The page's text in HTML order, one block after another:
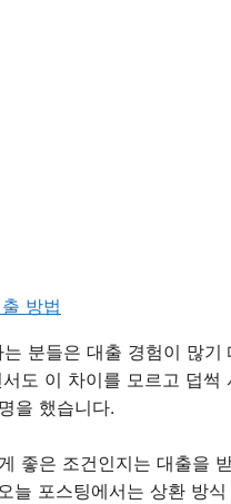
방법
분들은 대출 경험이 많
도 이 차이를 모르고 덥
을 했습니다.
좋은 조건인지는 대출을
늘 포스팅에서는 상환 방